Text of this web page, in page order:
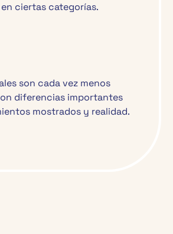
ciertas categorías.
son cada vez menos
diferencias importantes
mostrados y realidad.